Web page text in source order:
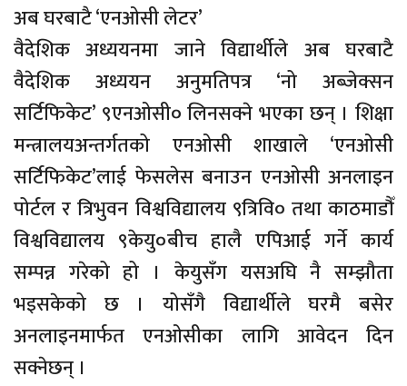
अब घरबाटै ‘एनओसी लेटर’
वैदेशिक अध्ययनमा जाने विद्यार्थीले अब घरबाटै
वैदेशिक अध्ययन अनुमतिपत्र ‘नो अब्जेक्सन
सर्टिफिकेट’ ९एनओसी० लिनसक्ने भएका छन् । शिक्षा
मन्त्रालयअन्तर्गतको एनओसी शाखाले ‘एनओसी
सर्टिफिकेट’लाई फेसलेस बनाउन एनओसी अनलाइन
पोर्टल र त्रिभुवन विश्वविद्यालय ९त्रिवि० तथा काठमाडौँ
विश्वविद्यालय ९केयु०बीच हालै एपिआई गर्ने कार्य
सम्पन्न गरेको हो । केयुसँग यसअघि नै सम्झौता
भइसकेको छ । योसँगै विद्यार्थीले घरमै बसेर
अनलाइनमार्फत एनओसीका लागि आवेदन दिन
सक्नेछन् ।